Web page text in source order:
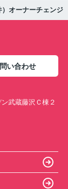
オーナーチェンジ
い合わせ
武蔵藤沢Ｃ棟２